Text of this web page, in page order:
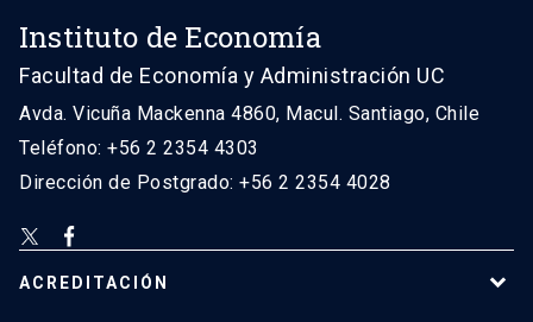
Instituto de Economía
Facultad de Economía y Administración UC
Avda. Vicuña Mackenna 4860, Macul. Santiago, Chile
Teléfono: +56 2 2354 4303
Dirección de Postgrado: +56 2 2354 4028
ACREDITACIÓN